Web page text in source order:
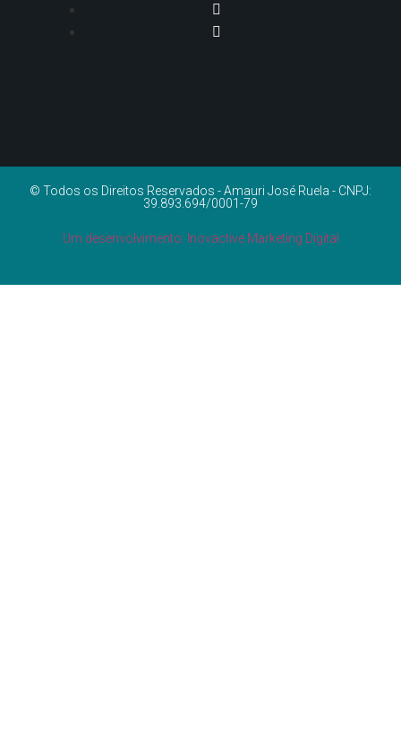
© Todos os Direitos Reservados - Amauri José Ruela - CNPJ:
39.893.694/0001-79
Um desenvolvimento: Inovactive Marketing Digital